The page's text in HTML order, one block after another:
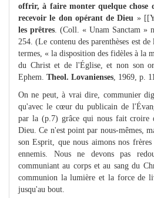
offrir, à faire monter quelque chose
recevoir le don opérant de Dieu »
les prêtres . (Coll. « Unam Sanctam »
254. (Le contenu des parenthèses est
termes, « la disposition des fidèles à la
du Christ et de l'Église, et non son
Ephem. Theol. Lovanienses , 1969, p.
On ne peut, à vrai dire, communier
qu'avec le cœur du publicain de
par la (p.7) grâce qui nous fait croire
Dieu. Ce n'est point par nous-mêmes,
son Esprit, que nous aimons nos
ennemis. Nous ne devons pas
communiant au corps et au sang du
communion la lumière et la force de
jusqu'au bout.